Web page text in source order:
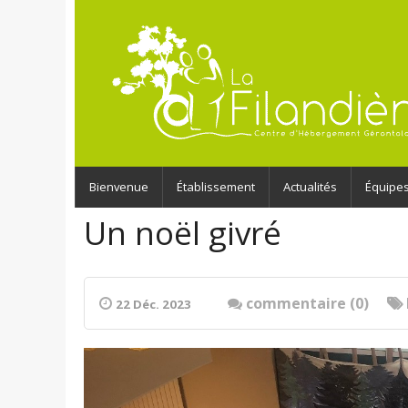
Bienvenue Établissement Actualités Équipes
Un noël givré
22 Déc. 2023 commentaire (0)